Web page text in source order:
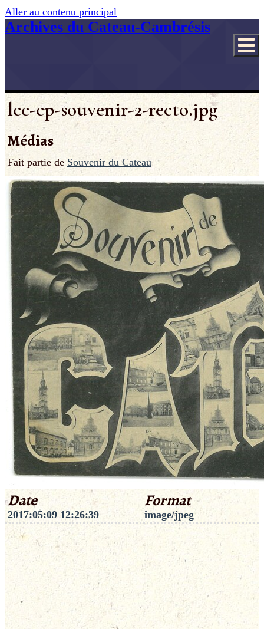
Aller au contenu principal
Archives du Cateau-Cambrésis
lcc-cp-souvenir-2-recto.jpg
Médias
Fait partie de Souvenir du Cateau
Date
2017:05:09 12:26:39
Format
image/jpeg